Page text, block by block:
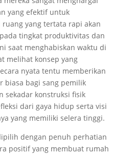
yang efektif untuk
yang tertata rapi akan
tingkat produktivitas dan
saat menghabiskan waktu di
melihat konsep yang
nyata tentu memberikan
biasa bagi sang pemilik
sekadar konstruksi fisik
dari gaya hidup serta visi
yang memiliki selera tinggi.
dengan penuh perhatian
positif yang membuat rumah